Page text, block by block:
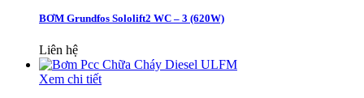
BƠM Grundfos Sololift2 WC – 3 (620W)
Liên hệ
Xem chi tiết